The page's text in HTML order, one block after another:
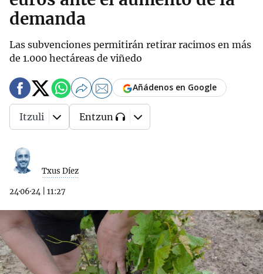
demanda
Las subvenciones permitirán retirar racimos en más
de 1.000 hectáreas de viñedo
Txus Díez
24·06·24 11:27
Añádenos en Google
Itzuli Entzun